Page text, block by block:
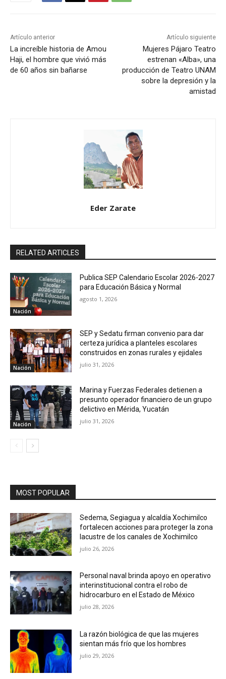
Artículo anterior
La increíble historia de Amou
Haji, el hombre que vivió más
de 60 años sin bañarse
Artículo siguiente
Mujeres Pájaro Teatro
estrenan «Alba», una
producción de Teatro UNAM
sobre la depresión y la
amistad
Eder Zarate
RELATED ARTICLES
Nación
Publica SEP Calendario Escolar 2026-2027
para Educación Básica y Normal
agosto 1, 2026
Nación
SEP y Sedatu firman convenio para dar
certeza jurídica a planteles escolares
construidos en zonas rurales y ejidales
julio 31, 2026
Nación
Marina y Fuerzas Federales detienen a
presunto operador financiero de un grupo
delictivo en Mérida, Yucatán
julio 31, 2026
MOST POPULAR
Sedema, Segiagua y alcaldía Xochimilco
fortalecen acciones para proteger la zona
lacustre de los canales de Xochimilco
julio 26, 2026
Personal naval brinda apoyo en operativo
interinstitucional contra el robo de
hidrocarburo en el Estado de México
julio 28, 2026
La razón biológica de que las mujeres
sientan más frío que los hombres
julio 29, 2026